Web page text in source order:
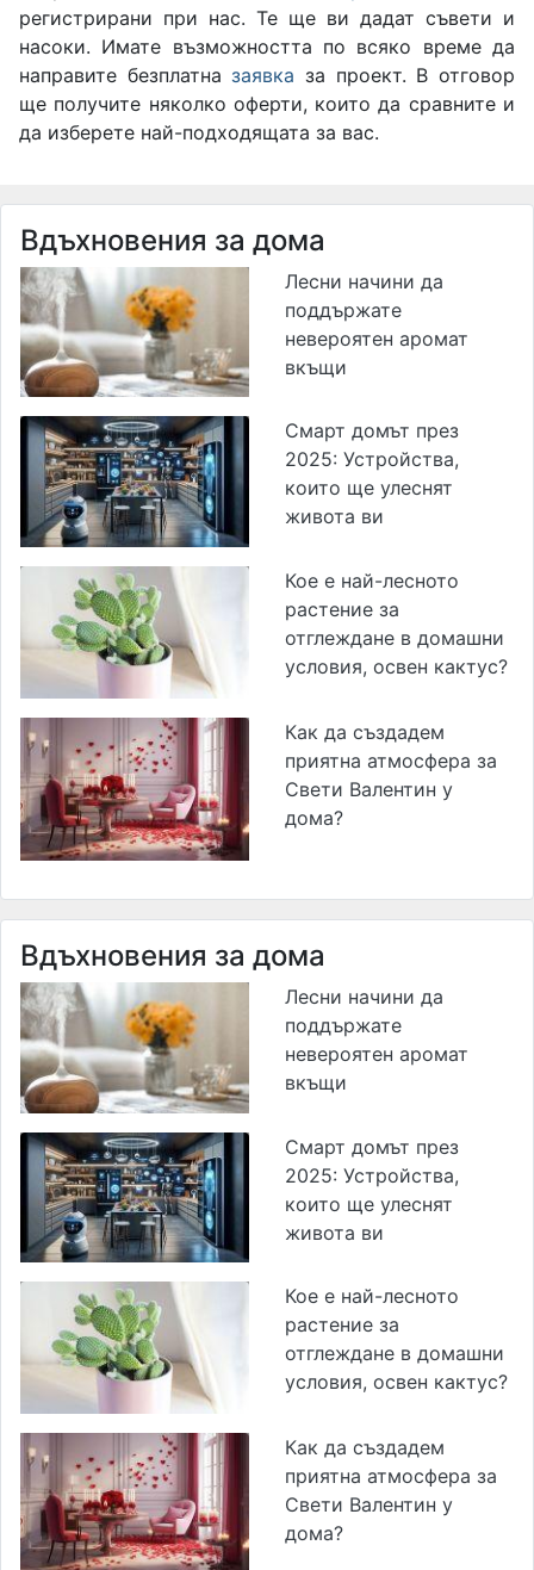
регистрирани при нас. Те ще ви дадат съвети и
насоки. Имате възможността по всяко време да
направите безплатназаявка за проект. В отговор
ще получите няколко оферти, които да сравните и
да изберете най-подходящата за вас.
Вдъхновения за дома
Лесни начини да
поддържате
невероятен аромат
вкъщи
Смарт домът през
2025: Устройства,
които ще улеснят
живота ви
Кое е най-лесното
растение за
отглеждане в домашни
условия, освен кактус?
Как да създадем
приятна атмосфера за
Свети Валентин у
дома?
Вдъхновения за дома
Лесни начини да
поддържате
невероятен аромат
вкъщи
Смарт домът през
2025: Устройства,
които ще улеснят
живота ви
Кое е най-лесното
растение за
отглеждане в домашни
условия, освен кактус?
Как да създадем
приятна атмосфера за
Свети Валентин у
дома?